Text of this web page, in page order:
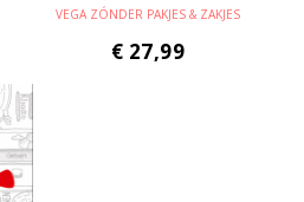
VEGA ZÓNDER PAKJES & ZAKJES
€ 27,99